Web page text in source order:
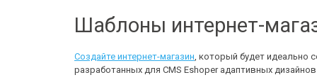
Шаблоны интернет-
Создайте интернет-магазин, который будет идеально
разработанных для CMS Eshoper адаптивных дизайнов